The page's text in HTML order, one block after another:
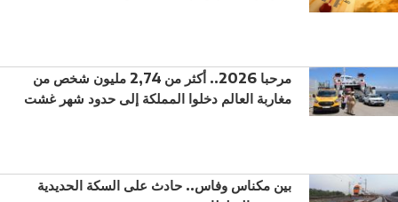
مرحبا 2026.. أكثر من 2,74 مليون شخص من
مغاربة العالم دخلوا المملكة إلى حدود شهر غشت
بين مكناس وفاس.. حادث على السكة الحديدية